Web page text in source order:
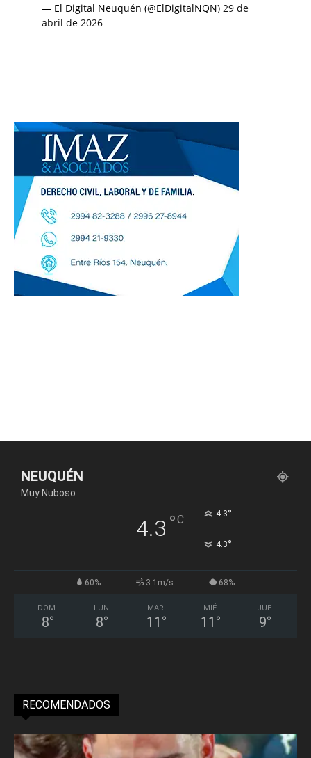
— El Digital Neuquén (@ElDigitalNQN) 29 de
abril de 2026
NEUQUÉN
Muy Nuboso
4.3 °C 4.3°
4.3°
60% 3.1m/s 68%
DOM
8°
LUN
8°
MAR
11 °
MIÉ
11 °
JUE
9°
RECOMENDADOS